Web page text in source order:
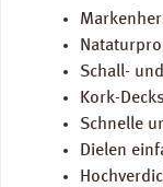
Schall-
Kork-
Schnelle
Dielen